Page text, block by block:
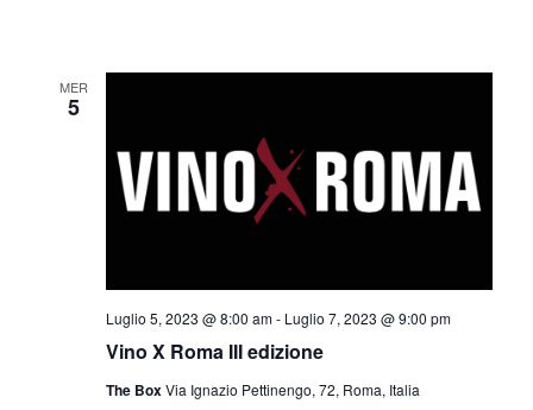
MER
5
Vino X Roma III edizione
Luglio 5, 2023 @ 8:00 am- Luglio 7, 2023 @ 9:00 pm
The BoxVia Ignazio Pettinengo, 72, Roma, Italia